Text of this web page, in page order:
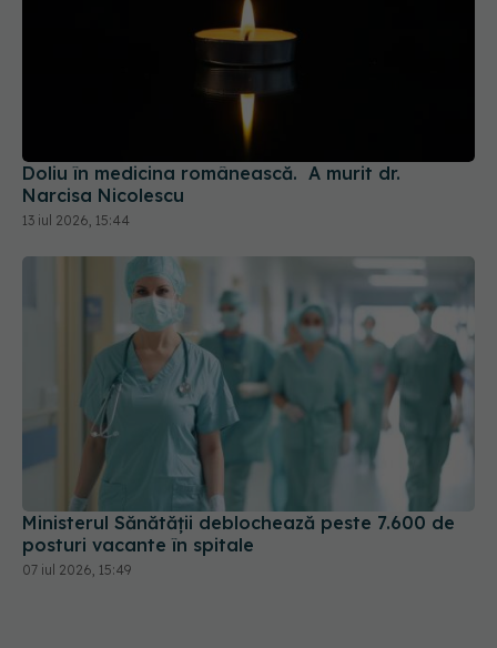
Doliu în medicina românească. A murit dr.
Narcisa Nicolescu
13 iul 2026, 15:44
Ministerul Sănătății deblochează peste 7.600 de
posturi vacante în spitale
07 iul 2026, 15:49